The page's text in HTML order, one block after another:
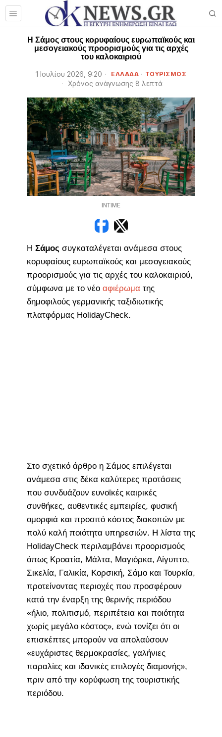
Η Σάμος στους κορυφαίους ευρωπαϊκούς και
μεσογειακούς προορισμούς για τις αρχές
του καλοκαιριού
1 Ιουλίου 2026, 9:20 ΕΛΛΑΔΑ · ΤΟΥΡΙΣΜΟΣ
Χρόνος ανάγνωσης 8 λεπτά
ΙΝΤΙΜΕ
Η Σάμος συγκαταλέγεται ανάμεσα στους
κορυφαίους ευρωπαϊκούς και μεσογειακούς
προορισμούς για τις αρχές του καλοκαιριού,
σύμφωνα με το νέο αφιέρωματης
δημοφιλούς γερμανικής ταξιδιωτικής
πλατφόρμας HolidayCheck.
Στο σχετικό άρθρο η Σάμος επιλέγεται
ανάμεσα στις δέκα καλύτερες προτάσεις
που συνδυάζουν ευνοϊκές καιρικές
συνθήκες, αυθεντικές εμπειρίες, φυσική
ομορφιά και προσιτό κόστος διακοπών με
πολύ καλή ποιότητα υπηρεσιών. Η λίστα της
HolidayCheck περιλαμβάνει προορισμούς
όπως Κροατία, Μάλτα, Μαγιόρκα, Αίγυπτο,
Σικελία, Γαλικία, Κορσική, Σάμο και Τουρκία,
προτείνοντας περιοχές που προσφέρουν
κατά την έναρξη της θερινής περιόδου
«ήλιο, πολιτισμό, περιπέτεια και ποιότητα
χωρίς μεγάλο κόστος», ενώ τονίζει ότι οι
επισκέπτες μπορούν να απολαύσουν
«ευχάριστες θερμοκρασίες, γαλήνιες
παραλίες και ιδανικές επιλογές διαμονής»,
πριν από την κορύφωση της τουριστικής
περιόδου.